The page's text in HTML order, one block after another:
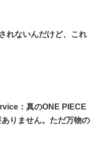
れないんだけど、これ
：真のONE PIECE
りません。ただ万物の